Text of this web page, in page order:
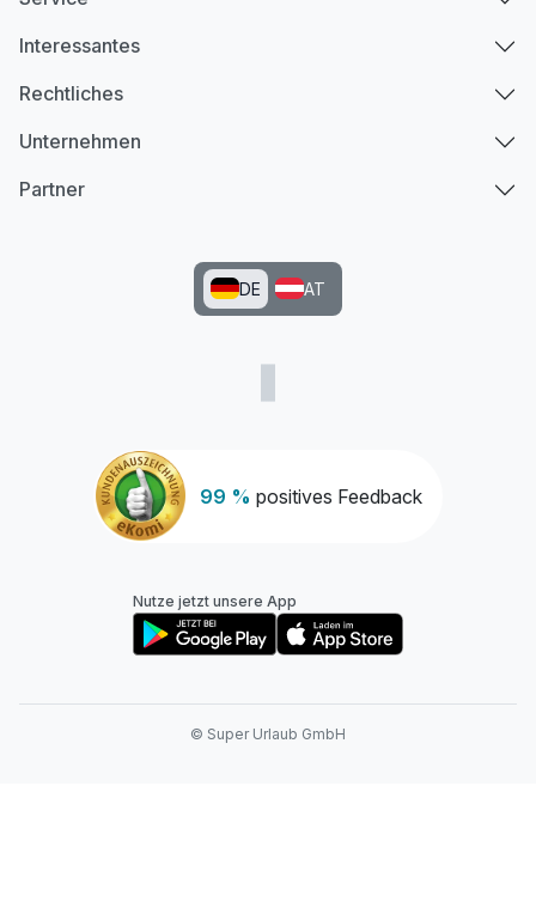
99 % positives Feedback
Interessantes
Rechtliches
Unternehmen
Partner
DE AT
Nutze jetzt unsere App
© Super Urlaub GmbH